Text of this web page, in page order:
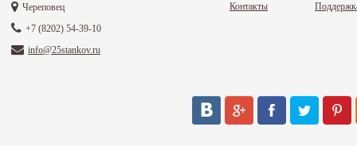
Череповец
+7 (8202) 54-39-10
info@25stankov.ru
Контакты